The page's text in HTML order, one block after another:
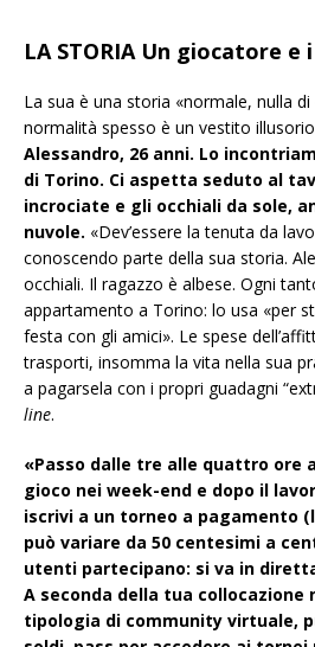
LA STORIA Un giocatore e
La sua è una storia «normale, nulla
normalità spesso è un vestito
Alessandro, 26 anni. Lo
di Torino. Ci aspetta seduto al
incrociate e gli occhiali da sole,
nuvole. «Dev’essere la tenuta da
conoscendo parte della sua storia.
occhiali. Il ragazzo è albese. Ogni
appartamento a Torino: lo usa «per
festa con gli amici». Le spese
trasporti, insomma la vita nella sua
a pagarsela con i propri guadagni
line.
«Passo dalle tre alle quattro ore
gioco nei week-end e dopo il
iscrivi a un torneo a pagamento
può variare da 50 centesimi a
utenti partecipano: si va in
A seconda della tua collocazione
tipologia di community virtuale,